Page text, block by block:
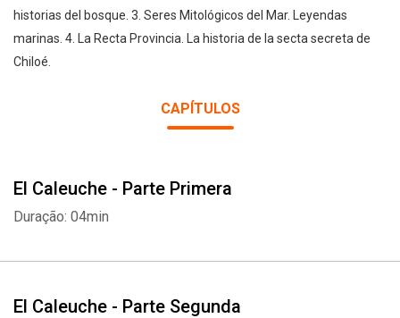
historias del bosque. 3. Seres Mitológicos del Mar. Leyendas
marinas. 4. La Recta Provincia. La historia de la secta secreta de
Chiloé.
CAPÍTULOS
El Caleuche - Parte Primera
Duração: 04min
El Caleuche - Parte Segunda